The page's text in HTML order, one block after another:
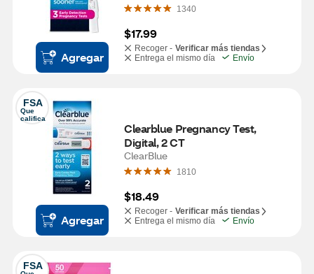
Agregar
1340
$17.99
Recoger - Verificar más tiendas
Entrega el mismo día
Envío
FSA
Que
califica
Agregar
Clearblue Pregnancy Test,
Digital, 2 CT
ClearBlue
1810
$18.49
Recoger - Verificar más tiendas
Entrega el mismo día
Envío
FSA